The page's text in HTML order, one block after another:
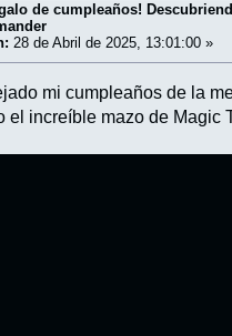
de cumpleaños!
28 de Abril de 2025, 13:01:00 »
mi cumpleaños de la
el increíble mazo de Magic